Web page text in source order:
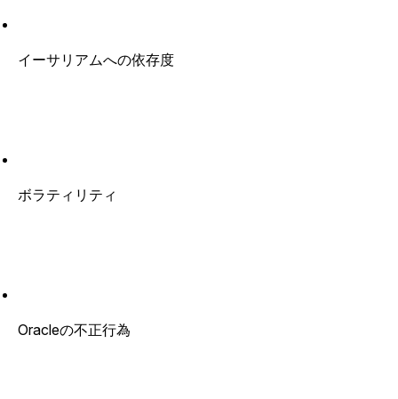
イーサリアムへの依存度
ボラティリティ
Oracleの不正行為